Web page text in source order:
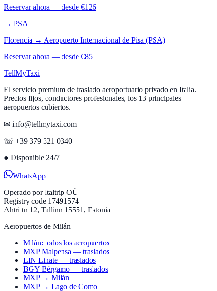
Reservar ahora — desde €126
→ PSA
Florencia → Aeropuerto Internacional de Pisa (PSA)
Reservar ahora — desde €85
TellMyTaxi
El servicio premium de traslado aeroportuario privado en Italia.
Precios fijos, conductores profesionales, los 13 principales
aeropuertos cubiertos.
✉ info@tellmytaxi.com
☏ +39 379 321 0340
● Disponible 24/7
WhatsApp
Operado porItaltrip OÜ
Registry code 17491574
Ahtri tn 12, Tallinn 15551, Estonia
Aeropuertos de Milán
Milán: todos los aeropuertos
MXP Malpensa — traslados
LIN Linate — traslados
BGY Bérgamo — traslados
MXP → Milán
MXP → Lago de Como